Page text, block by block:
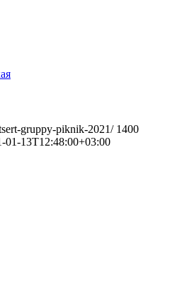
gruppy-piknik-2021/ 1400
01-13T12:48:00+03:00